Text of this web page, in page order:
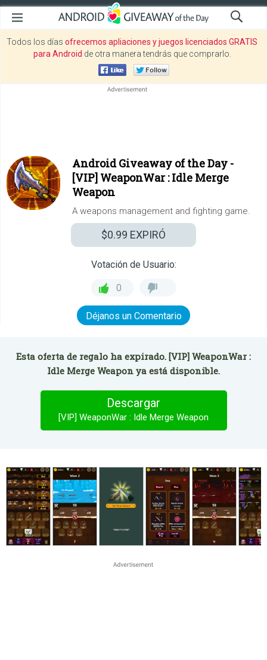
Todos los días ofrecemos apliaciones y juegos licenciados GRATIS
para Android de otra manera tendrás que comprarlo.
Android Giveaway of the Day -
[VIP] WeaponWar : Idle Merge
Weapon
A weapons management and fighting game.
$0.99 EXPIRÓ
Votación de Usuario:
0
Déjanos un Comentario
Esta oferta de regalo ha expirado. [VIP] WeaponWar :
Idle Merge Weapon ya está disponible.
Descargar
[VIP] WeaponWar : Idle Merge Weapon